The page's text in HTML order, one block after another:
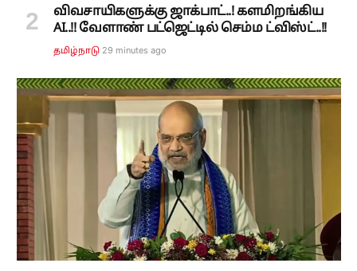
விவசாயிகளுக்கு ஜாக்பாட்..! களமிறங்கிய
AI..!! வேளாண் பட்ஜெட்டில் செம்ம ட்விஸ்ட்..!!
தமிழ்நாடு 29 minutes ago